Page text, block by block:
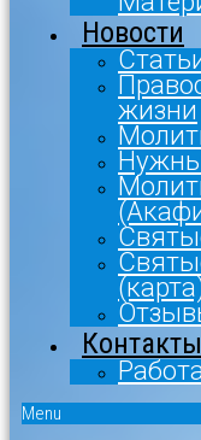
Новости
жизни
Контакты
Menu